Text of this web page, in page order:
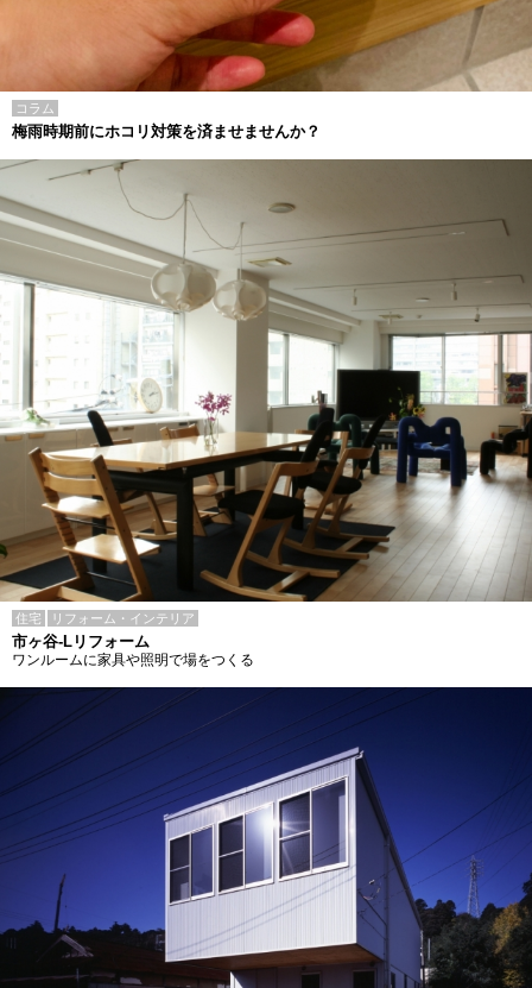
コラム
梅雨時期前にホコリ対策を済ませませんか？
住宅 リフォーム・インテリア
市ヶ谷-Lリフォーム
ワンルームに家具や照明で場をつくる